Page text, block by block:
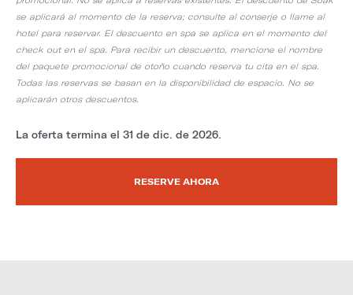
se aplicará al momento de la reserva; consulte al conserje o llame al
hotel para reservar. El descuento en spa se aplica en el momento del
check out en el spa. Para recibir un descuento, mencione el nombre
del paquete promocional de otoño cuando reserva tu cita en el spa.
Todas las reservas se basan en la disponibilidad de espacio. No se
aplicarán otros descuentos.
La oferta termina el 31 de dic. de 2026.
RESERVE AHORA